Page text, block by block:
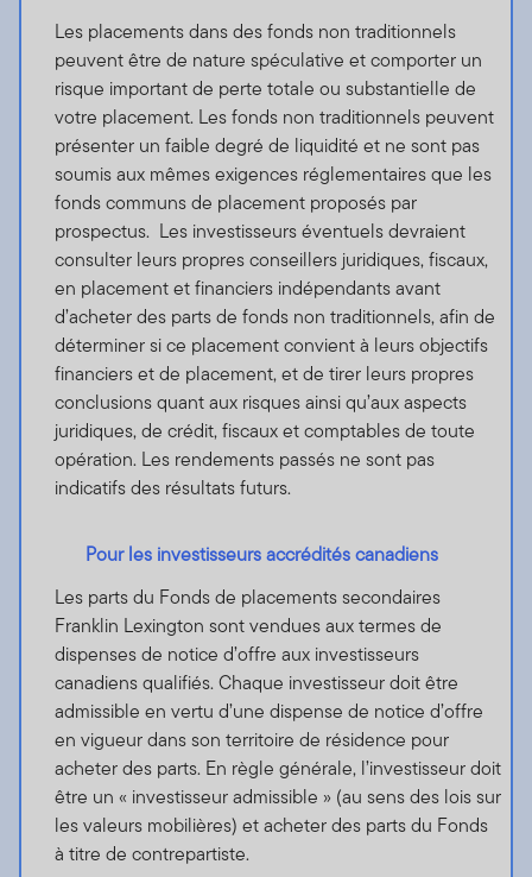
Les placements dans des fonds non traditionnels
peuvent être de nature spéculative et comporter un
risque important de perte totale ou substantielle de
votre placement. Les fonds non traditionnels peuvent
présenter un faible degré de liquidité et ne sont pas
soumis aux mêmes exigences réglementaires que les
fonds communs de placement proposés par
prospectus. Les investisseurs éventuels devraient
consulter leurs propres conseillers juridiques, fiscaux,
en placement et financiers indépendants avant
d’acheter des parts de fonds non traditionnels, afin de
déterminer si ce placement convient à leurs objectifs
financiers et de placement, et de tirer leurs propres
conclusions quant aux risques ainsi qu’aux aspects
juridiques, de crédit, fiscaux et comptables de toute
opération. Les rendements passés ne sont pas
indicatifs des résultats futurs.
Pour les investisseurs accrédités canadiens
Les parts du Fonds de placements secondaires
Franklin Lexington sont vendues aux termes de
dispenses de notice d’offre aux investisseurs
canadiens qualifiés. Chaque investisseur doit être
admissible en vertu d’une dispense de notice d’offre
en vigueur dans son territoire de résidence pour
acheter des parts. En règle générale, l’investisseur doit
être un « investisseur admissible » (au sens des lois sur
les valeurs mobilières) et acheter des parts du Fonds
à titre de contrepartiste.